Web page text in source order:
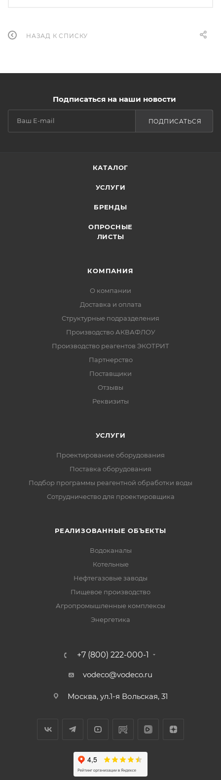
НАЗАД К СПИСКУ
Подписаться на наши новости
ПОДПИСАТЬСЯ
КАТАЛОГ
УСЛУГИ
БРЕНДЫ
ОПРОСНЫЕ
ЛИСТЫ
КОМПАНИЯ
О компании
Доставка и оплата
Структурные подразделения
Производство АКВАФЛОУ
Производство реагентов ЭКОТРИТ
Партнерство
Поставщики
Отзывы
Реквизиты
УСЛУГИ
Проектирование оборудования
Поставка оборудования
Подбор программы реагентной обработки воды
Сотрудничество для проектировщика
РЕАЛИЗОВАННЫЕ ОБЪЕКТЫ
Водоканалы
Котельные
Нефтегазовые заводы
Пищевое производство
Агропромышленные комплексы
Энергетика
+7 (800) 222-000-1
vodeco@vodeco.ru
Москва, ул.1-я Вольская, 31